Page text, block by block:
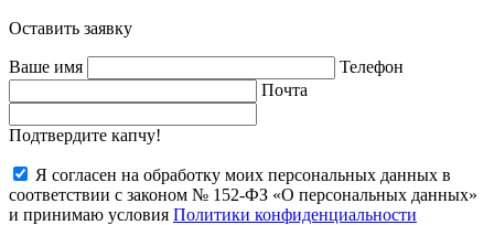
Оставить заявку
Ваше имя
Телефон
Почта
Подтвердите капчу!
Я согласен на обработку моих персональных данных в
соответствии с законом № 152-ФЗ «О персональных данных»
и принимаю условия Политики конфиденциальности